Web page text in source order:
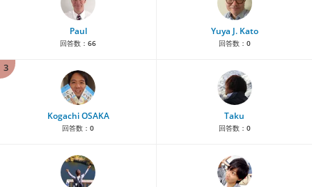
Paul
回答数： 66
Yuya J. Kato
回答数： 0
3
Kogachi OSAKA
回答数： 0
Taku
回答数： 0